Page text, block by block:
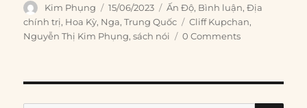
Author
Kim Phụng
Posted
on
15/06/2023 Categories
Ấn Độ, Bình luận,Địa
chính trị, Hoa Kỳ, Nga,Trung Quốc Tags
Cliff Kupchan,
Nguyễn Thị Kim Phụng,sách nói 0 Comments